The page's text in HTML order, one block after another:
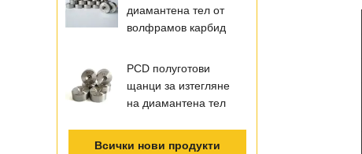
диамантена тел от
волфрамов карбид
PCD полуготови
щанци за изтегляне
на диамантена тел
Всички нови продукти